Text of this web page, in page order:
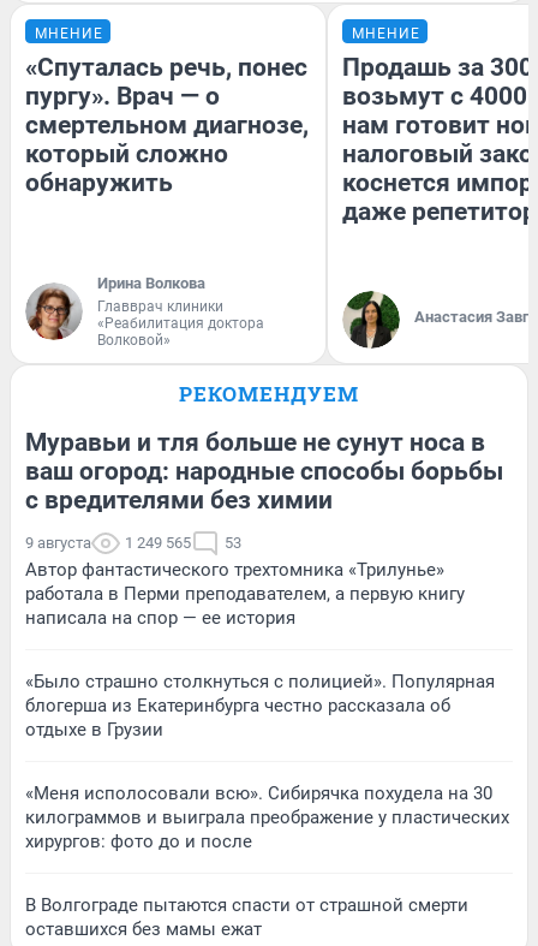
МНЕНИЕ
«Спуталась речь, понес
пургу». Врач — о
смертельном диагнозе,
который сложно
обнаружить
Ирина Волкова
Главврач клиники
«Реабилитация доктора
Волковой»
МНЕНИЕ
Продашь за
возьмут с
нам готовит
налоговый
коснется
даже
Анастасия
РЕКОМЕНДУЕМ
Муравьи и тля больше не сунут носа в
ваш огород: народные способы борьбы
с вредителями без химии
9 августа 1 249 565 53
Автор фантастического трехтомника «Трилунье»
работала в Перми преподавателем, а первую книгу
написала на спор — ее история
«Было страшно столкнуться с полицией». Популярная
блогерша из Екатеринбурга честно рассказала об
отдыхе в Грузии
«Меня исполосовали всю». Сибирячка похудела на 30
килограммов и выиграла преображение у пластических
хирургов: фото до и после
В Волгограде пытаются спасти от страшной смерти
оставшихся без мамы ежат